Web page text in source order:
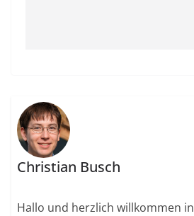
Christian Busch
Hallo und herzlich willkommen in